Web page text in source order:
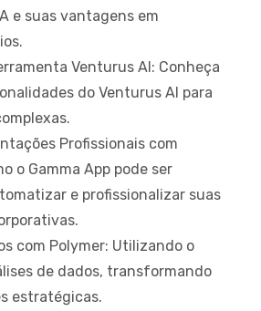
e suas vantagens em
Venturus AI: Conheça
do Venturus AI para
Profissionais com
o Gamma App pode ser
e profissionalizar suas
com Polymer: Utilizando o
de dados, transformando
estratégicas.